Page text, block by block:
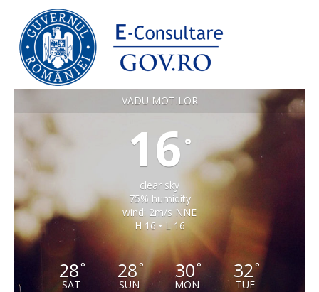
VADU MOTILOR
16 °
clear sky
75% humidity
wind: 2m/s NNE
H 16 • L 16
28°
SAT
28°
SUN
30°
MON
32°
TUE